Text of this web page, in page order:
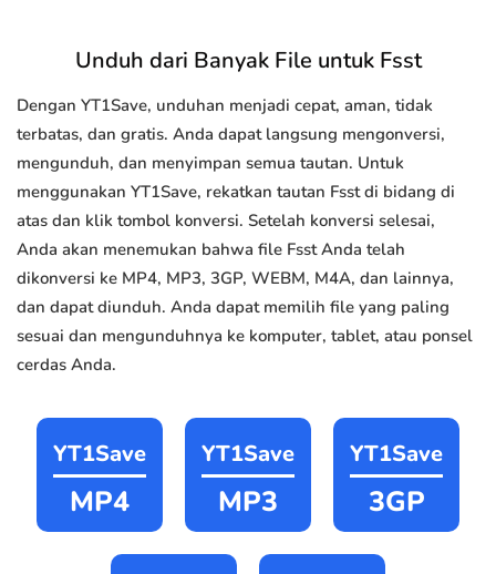
Unduh dari Banyak File untuk Fsst
Dengan YT1Save, unduhan menjadi cepat, aman, tidak
terbatas, dan gratis. Anda dapat langsung mengonversi,
mengunduh, dan menyimpan semua tautan. Untuk
menggunakan YT1Save, rekatkan tautan Fsst di bidang di
atas dan klik tombol konversi. Setelah konversi selesai,
Anda akan menemukan bahwa file Fsst Anda telah
dikonversi ke MP4, MP3, 3GP, WEBM, M4A, dan lainnya,
dan dapat diunduh. Anda dapat memilih file yang paling
sesuai dan mengunduhnya ke komputer, tablet, atau ponsel
cerdas Anda.
YT1Save
MP4
YT1Save
MP3
YT1Save
3GP